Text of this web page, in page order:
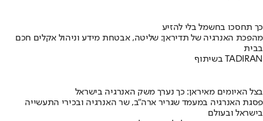
כך תחסכו בחשמל בלי להזיע
מהפכת האנרגיה של תדיראן: שליטה, אבטחת מידע וניהול אקלים חכם
בבית
בשיתוף TADIRAN
בצל האיומים מאיראן: כך נערך משק האנרגיה בישראל
פסגת האנרגיה במעמד שגריר ארה"ב, שר האנרגיה ובכירי התעשייה
בישראל ובעולם